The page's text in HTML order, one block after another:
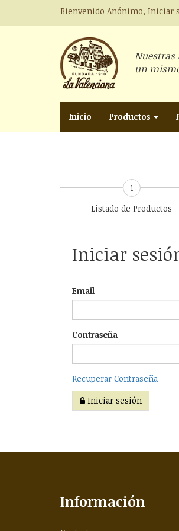
Bienvenido Anónimo, Iniciar
Nuestras
un
Inicio Productos
1
Listado de Productos
Iniciar
Email
Contraseña
Recuperar Contraseña
Iniciar sesión
Información